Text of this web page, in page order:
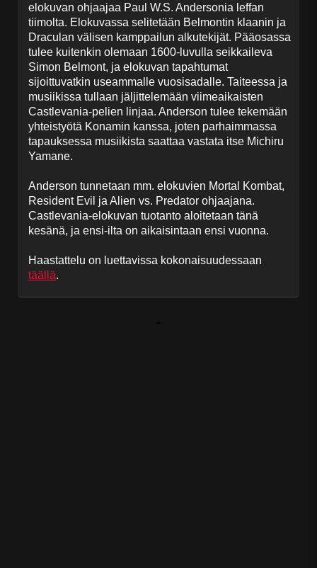
elokuvan ohjaajaa Paul W.S. Andersonia leffan
tiimolta. Elokuvassa selitetään Belmontin klaanin ja
Draculan välisen kamppailun alkutekijät. Pääosassa
tulee kuitenkin olemaan 1600-luvulla seikkaileva
Simon Belmont, ja elokuvan tapahtumat
sijoittuvatkin useammalle vuosisadalle. Taiteessa ja
musiikissa tullaan jäljittelemään viimeaikaisten
Castlevania-pelien linjaa. Anderson tulee tekemään
yhteistyötä Konamin kanssa, joten parhaimmassa
tapauksessa musiikista saattaa vastata itse Michiru
Yamane.
Anderson tunnetaan mm. elokuvien Mortal Kombat,
Resident Evil ja Alien vs. Predator ohjaajana.
Castlevania-elokuvan tuotanto aloitetaan tänä
kesänä, ja ensi-ilta on aikaisintaan ensi vuonna.
Haastattelu on luettavissa kokonaisuudessaan
täällä.